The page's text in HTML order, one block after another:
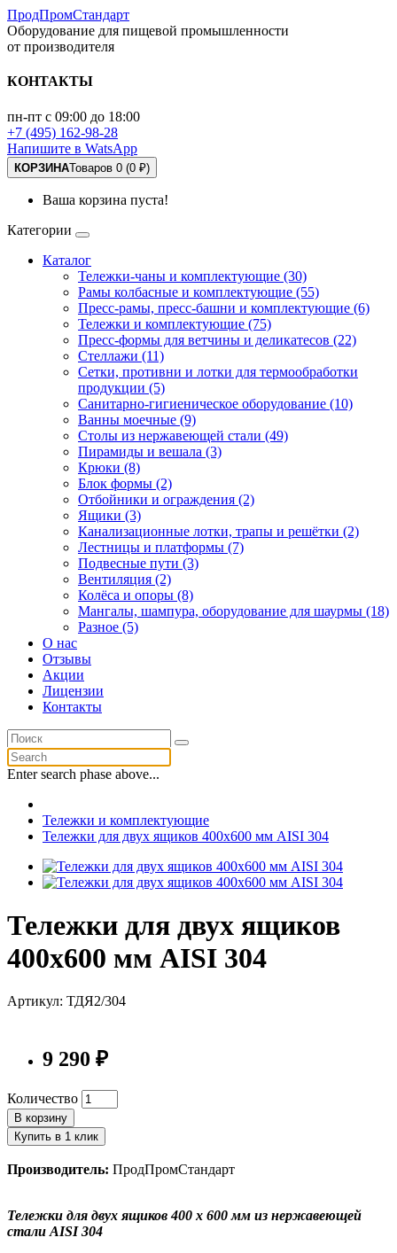
ПродПромСтандарт
Оборудование для пищевой промышленности
от производителя
КОНТАКТЫ
пн-пт с 09:00 до 18:00
+7 (495) 162-98-28
Напишите в WatsApp
КОРЗИНАТоваров 0 (0 ₽)
Ваша корзина пуста!
Категории
Каталог
Тележки-чаны и комплектующие (30)
Рамы колбасные и комплектующие (55)
Пресс-рамы, пресс-башни и комплектующие (6)
Тележки и комплектующие (75)
Пресс-формы для ветчины и деликатесов (22)
Стеллажи (11)
Сетки, противни и лотки для термообработки
продукции (5)
Санитарно-гигиеническое оборудование (10)
Ванны моечные (9)
Столы из нержавеющей стали (49)
Пирамиды и вешала (3)
Крюки (8)
Блок формы (2)
Отбойники и ограждения (2)
Ящики (3)
Канализационные лотки, трапы и решётки (2)
Лестницы и платформы (7)
Подвесные пути (3)
Вентиляция (2)
Колёса и опоры (8)
Мангалы, шампура, оборудование для шаурмы (18)
Разное (5)
О нас
Отзывы
Акции
Лицензии
Контакты
Enter search phase above...
Тележки и комплектующие
Тележки для двух ящиков 400х600 мм AISI 304
Тележки для двух ящиков
400х600 мм AISI 304
Артикул: ТДЯ2/304
9 290 ₽
Количество
В корзину
Купить в 1 клик
Производитель: ПродПромСтандарт
Тележки для двух ящиков 400 х 600 мм из нержавеющей
стали AISI 304